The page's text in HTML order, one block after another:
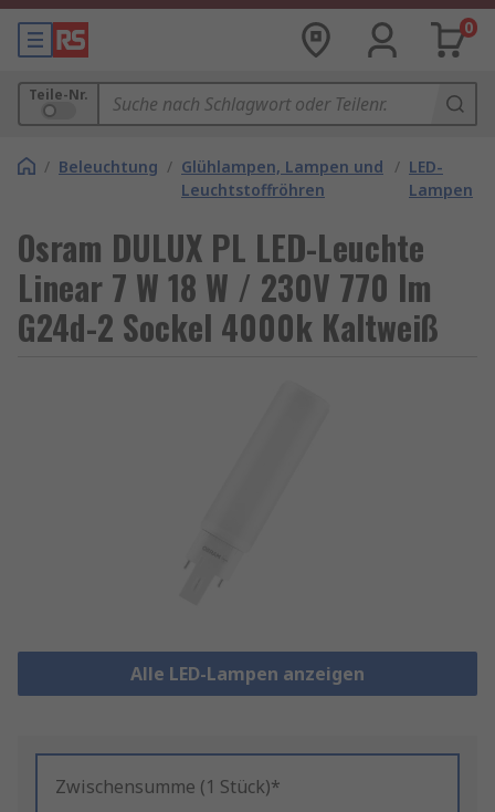
0
Teile-Nr.
/ Beleuchtung / Glühlampen, Lampen und
Leuchtstoffröhren
/ LED-
Lampen
Osram DULUX PL LED-Leuchte
Linear 7 W 18 W / 230V 770 lm
G24d-2 Sockel 4000k Kaltweiß
Alle LED-Lampen anzeigen
Zwischensumme (1 Stück)*